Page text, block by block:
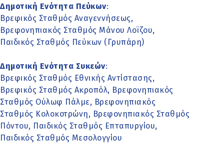
Δημοτική Ενότητα Πεύκων:
Βρεφικός Σταθμός Αναγεννήσεως,
Βρεφονηπιακός Σταθμός Μάνου Λοϊζου,
Παιδικός Σταθμός Πεύκων (Γρυπάρη)
Δημοτική Ενότητα Συκεών:
Βρεφικός Σταθμός Εθνικής Αντίστασης,
Βρεφικός Σταθμός Ακροπόλ, Βρεφονηπιακός
Σταθμός Ούλωφ Πάλμε, Βρεφονηπιακός
Σταθμός Κολοκοτρώνη, Βρεφονηπιακός Σταθμός
Πόντου, Παιδικός Σταθμός Επταπυργίου,
Παιδικός Σταθμός Μεσολογγίου